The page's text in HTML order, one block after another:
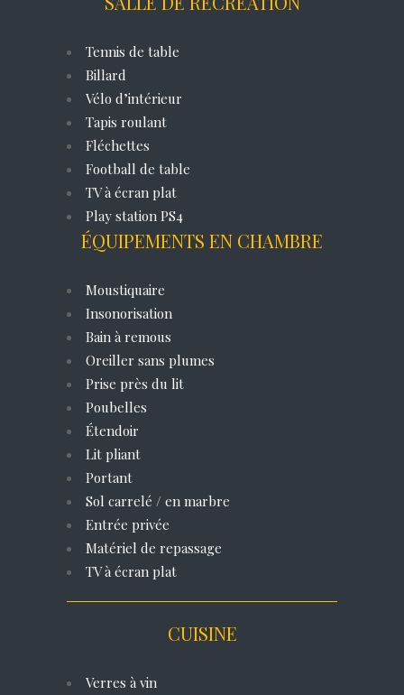
Tennis de table
Billard
Vélo d’intérieur
Tapis roulant
Fléchettes
Football de table
TV à écran plat
Play station PS4
ÉQUIPEMENTS EN CHAMBRE
Moustiquaire
Insonorisation
Bain à remous
Oreiller sans plumes
Prise près du lit
Poubelles
Étendoir
Lit pliant
Portant
Sol carrelé / en marbre
Entrée privée
Matériel de repassage
TV à écran plat
CUISINE
Verres à vin